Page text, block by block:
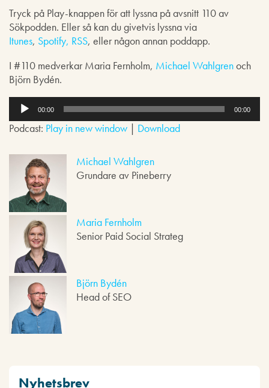
Tryck på Play-knappen för att lyssna på avsnitt 110 av
Sökpodden. Eller så kan du givetvis lyssna via
Itunes, Spotify, RSS, eller någon annan poddapp.
I #110 medverkar Maria Fernholm, Michael Wahlgrenoch
Björn Bydén.
u
d
p
r
e
00:00 00:00
Podcast: Play in new window | Download
Michael Wahlgren
Grundare av Pineberry
Maria Fernholm
Senior Paid Social Strateg
Björn Bydén
Head of SEO
Nyhetsbrev